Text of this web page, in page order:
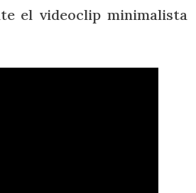
el videoclip minimalista